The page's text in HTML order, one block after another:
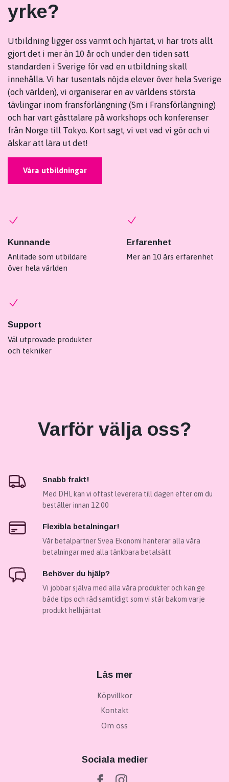
yrke?
Utbildning ligger oss varmt och hjärtat, vi har trots allt
gjort det i mer än 10 år och under den tiden satt
standarden i Sverige för vad en utbildning skall
innehålla. Vi har tusentals nöjda elever över hela Sverige
(och världen), vi organiserar en av världens största
tävlingar inom fransförlängning (Sm i Fransförlängning)
och har vart gästtalare på workshops och konferenser
från Norge till Tokyo. Kort sagt, vi vet vad vi gör och vi
älskar att lära ut det!
Våra utbildningar
Kunnande
Anlitade som utbildare
över hela världen
Erfarenhet
Mer än 10 års erfarenhet
Support
Väl utprovade produkter
och tekniker
Varför välja oss?
Snabb frakt!
Med DHL kan vi oftast leverera till dagen efter om du
beställer innan 12:00
Flexibla betalningar!
Vår betalpartner Svea Ekonomi hanterar alla våra
betalningar med alla tänkbara betalsätt
Behöver du hjälp?
Vi jobbar själva med alla våra produkter och kan ge
både tips och råd samtidigt som vi står bakom varje
produkt helhjärtat
Läs mer
Köpvillkor
Kontakt
Om oss
Sociala medier